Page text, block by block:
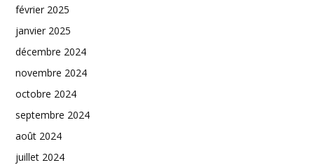
février 2025
janvier 2025
décembre 2024
novembre 2024
octobre 2024
septembre 2024
août 2024
juillet 2024